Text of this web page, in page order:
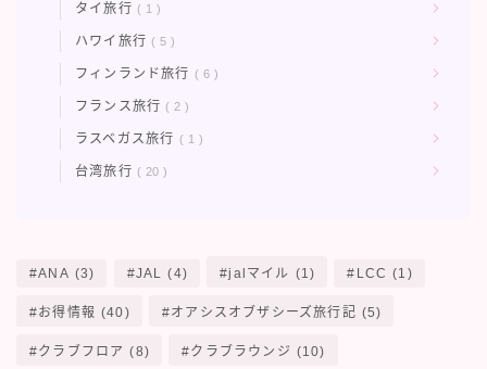
タイ旅行 1
ハワイ旅行 5
フィンランド旅行 6
フランス旅行 2
ラスベガス旅行 1
台湾旅行 20
ANA (3) JAL (4) jalマイル (1) LCC (1)
お得情報 (40) オアシスオブザシーズ旅行記 (5)
クラブフロア (8) クラブラウンジ (10)